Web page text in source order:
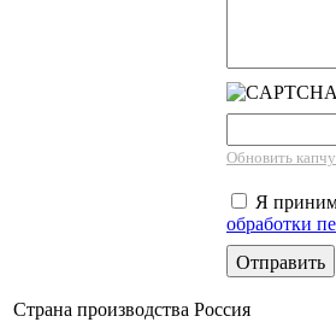
Обновить
Я
обработки
Страна производства Россия